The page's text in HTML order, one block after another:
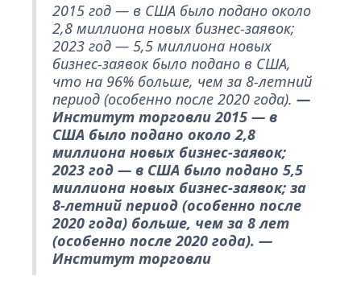
2015 год — в США было подано около
2,8 миллиона новых бизнес-заявок;
2023 год — 5,5 миллиона новых
бизнес-заявок было подано в США,
что на 96% больше, чем за 8-летний
период (особенно после 2020 года). —
Институт торговли 2015 — в
США было подано около 2,8
миллиона новых бизнес-заявок;
2023 год — в США было подано 5,5
миллиона новых бизнес-заявок; за
8-летний период (особенно после
2020 года) больше, чем за 8 лет
(особенно после 2020 года). —
Институт торговли